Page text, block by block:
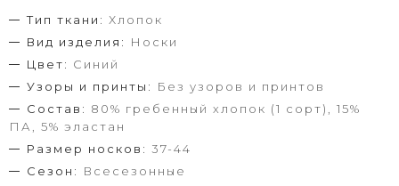
Тип ткани: Хлопок
Вид изделия:
Носки
Цвет: Синий
Узоры и принты:
Без узоров и принтов
Состав: 80% гребенный хлопок (1 сорт), 15%
ПА, 5% эластан
Размер носков: 37-44
Сезон:
Всесезонные